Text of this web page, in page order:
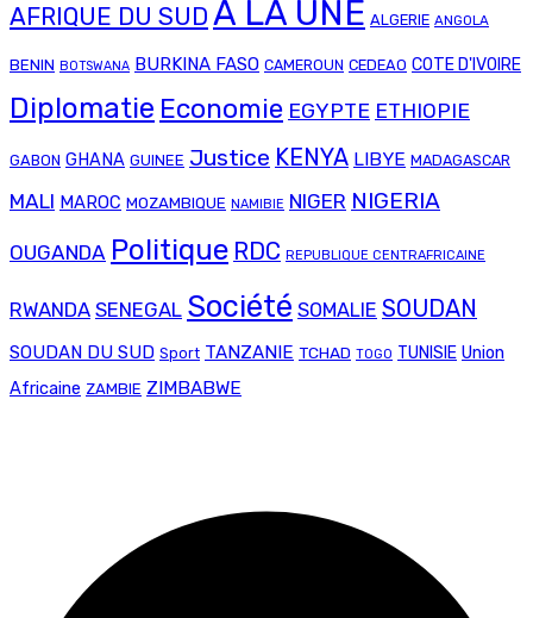
AFRIQUE DU SUD A LA UNE ALGERIE ANGOLA
BENIN BOTSWANA BURKINA FASO CAMEROUN CEDEAO COTE D'IVOIRE
Diplomatie Economie EGYPTE ETHIOPIE
GABON GHANA GUINEE Justice KENYA LIBYE MADAGASCAR
MALI MAROC MOZAMBIQUE NAMIBIE NIGER NIGERIA
OUGANDA Politique RDC REPUBLIQUE CENTRAFRICAINE
RWANDA SENEGAL Société SOMALIE SOUDAN
SOUDAN DU SUD Sport TANZANIE TCHAD TOGO TUNISIE Union
Africaine ZAMBIE ZIMBABWE